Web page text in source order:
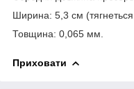
Ширина: 5,3 см
Товщина: 0,065 мм.
Приховати